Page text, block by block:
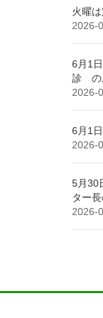
火曜
2026-
6月1
診 の
2026-
6月1
2026-
5月30
ター
2026-